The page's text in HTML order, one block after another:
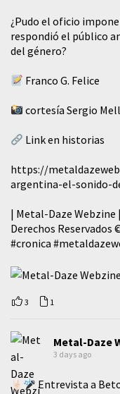
¿Pudo el oficio
respondió el público
del género?
Franco G. Felice
cortesía Sergio
Link en historias
https://
argentina-el-sonido-
| Metal-Daze Webzine
Derechos Reservados
#cronica
3 1
Metal-Daze
3 days ago
Entrevista a